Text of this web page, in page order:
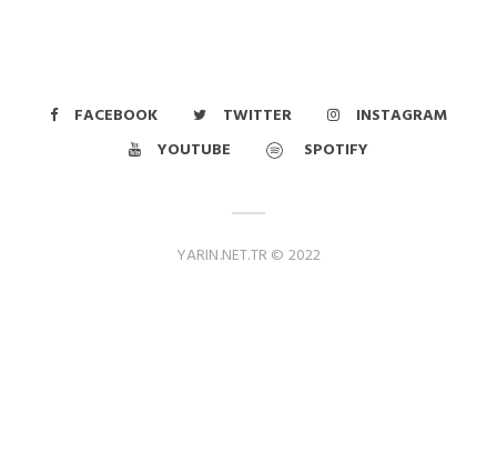
FACEBOOK TWITTER
INSTAGRAM
YOUTUBE
SPOTIFY
YARIN.NET.TR © 2022